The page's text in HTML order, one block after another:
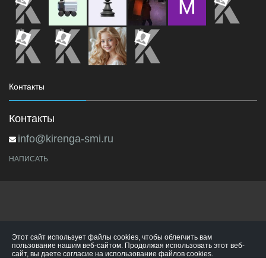
Контакты
Контакты
info@kirenga-smi.ru
НАПИСАТЬ
Этот сайт использует файлы cookies, чтобы облегчить вам
пользование нашим веб-сайтом. Продолжая использовать этот веб-
сайт, вы даете согласие на использование файлов cookies.